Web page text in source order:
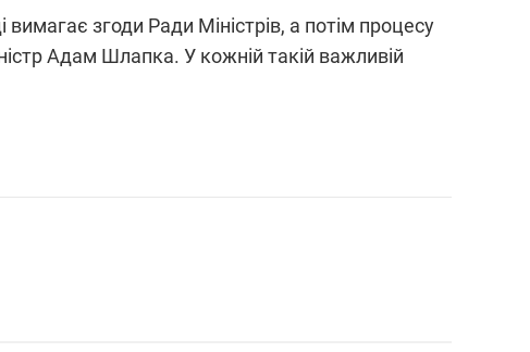
вимагає згоди Ради Міністрів, а потім процесу
Адам Шлапка. У кожній такій важливій